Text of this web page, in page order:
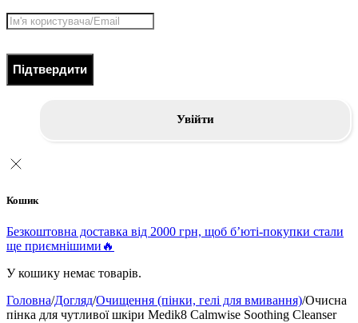
Підтвердити
Увійти
Кошик
Безкоштовна доставка від 2000 грн, щоб б’юті-покупки стали
ще приємнішими🔥
У кошику немає товарів.
Головна/Догляд/Очищення (пінки, гелі для вмивання)/Очисна
пінка для чутливої ​​шкіри Medik8 Calmwise Soothing Cleanser